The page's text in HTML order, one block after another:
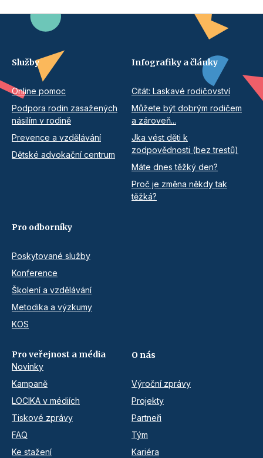
Služby
Online pomoc
Podpora rodin zasažených
násilím v rodině
Prevence a vzdělávání
Dětské advokační centrum
Infografiky a články
Citát: Laskavé rodičovství
Můžete být dobrým rodičem
a zároveň...
Jka vést děti k
zodpovědnosti (bez trestů)
Máte dnes těžký den?
Proč je změna někdy tak
těžká?
Pro odborníky
Poskytované služby
Konference
Školení a vzdělávání
Metodika a výzkumy
KOS
Pro veřejnost a média
Novinky
Kampaně
LOCIKA v médiích
Tiskové zprávy
FAQ
Ke stažení
O nás
Výroční zprávy
Projekty
Partneři
Tým
Kariéra